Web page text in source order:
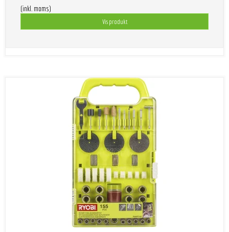
(inkl. moms)
Vis produkt